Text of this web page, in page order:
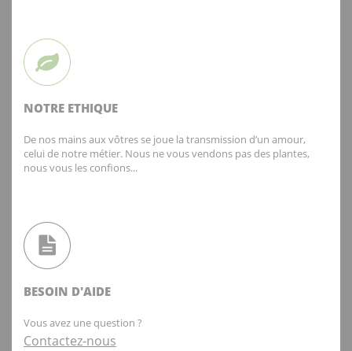
NOTRE ETHIQUE
De nos mains aux vôtres se joue la transmission d’un amour,
celui de notre métier. Nous ne vous vendons pas des plantes,
nous vous les confions...
BESOIN D'AIDE
Vous avez une question ?
Contactez-nous